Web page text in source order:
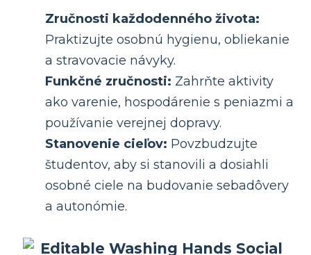
Zručnosti každodenného života:
Praktizujte osobnú hygienu, obliekanie
a stravovacie návyky.
Funkčné zručnosti: Zahrňte aktivity
ako varenie, hospodárenie s peniazmi a
používanie verejnej dopravy.
Stanovenie cieľov: Povzbudzujte
študentov, aby si stanovili a dosiahli
osobné ciele na budovanie sebadôvery
a autonómie.